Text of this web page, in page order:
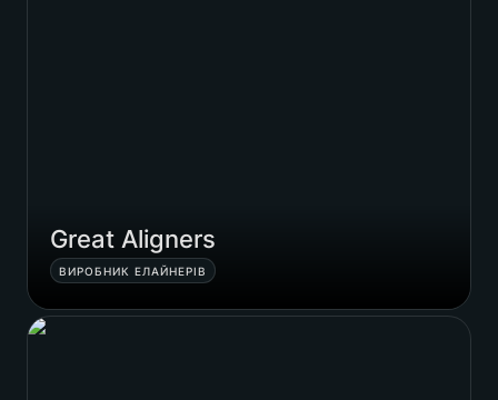
Great Aligners
ВИРОБНИК ЕЛАЙНЕРІВ
Alpha Dent Implants